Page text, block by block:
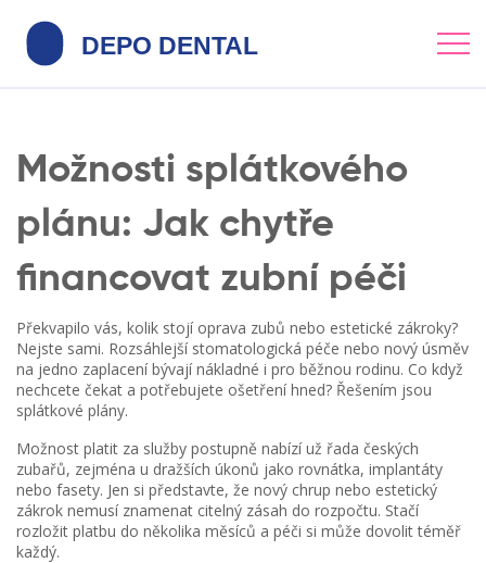
Možnosti splátkového
plánu: Jak chytře
financovat zubní péči
Překvapilo vás, kolik stojí oprava zubů nebo estetické zákroky?
Nejste sami. Rozsáhlejší stomatologická péče nebo nový úsměv
na jedno zaplacení bývají nákladné i pro běžnou rodinu. Co když
nechcete čekat a potřebujete ošetření hned? Řešením jsou
splátkové plány.
Možnost platit za služby postupně nabízí už řada českých
zubařů, zejména u dražších úkonů jako rovnátka, implantáty
nebo fasety. Jen si představte, že nový chrup nebo estetický
zákrok nemusí znamenat citelný zásah do rozpočtu. Stačí
rozložit platbu do několika měsíců a péči si může dovolit téměř
každý.